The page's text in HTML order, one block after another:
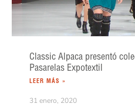
Classic Alpaca presentó
Pasarelas Expotextil
LEER MÁS »
31 enero, 2020